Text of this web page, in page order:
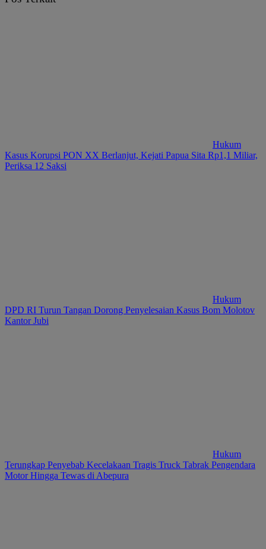
Hukum
Kasus Korupsi PON XX Berlanjut, Kejati Papua Sita Rp1,1 Miliar,
Periksa 12 Saksi
Hukum
DPD RI Turun Tangan Dorong Penyelesaian Kasus Bom Molotov
Kantor Jubi
Hukum
Terungkap Penyebab Kecelakaan Tragis Truck Tabrak Pengendara
Motor Hingga Tewas di Abepura